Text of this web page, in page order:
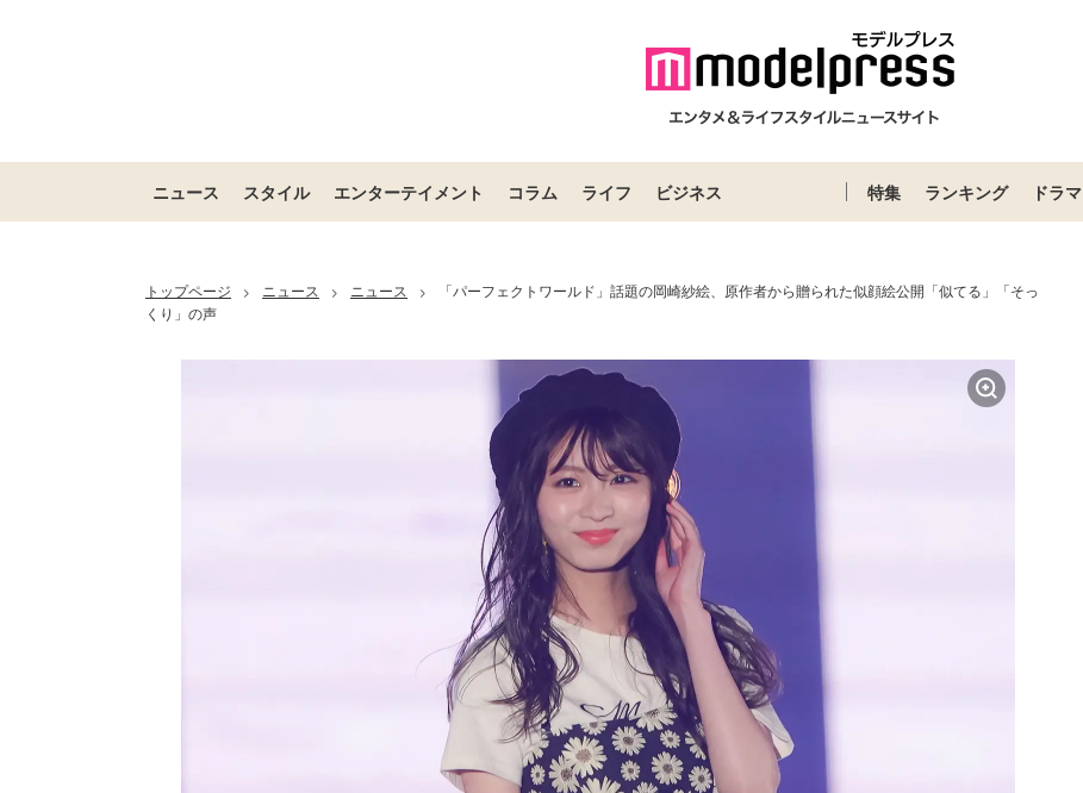
ニュース スタイル エンターテイメント コラム ライフ ビジネス 特集 ランキング ドラマ
トップページ > ニュース > ニュース >
「パーフェクトワールド」話題の岡崎紗絵、原作者から贈られた似顔絵公開「似てる」「そっ
くり」の声